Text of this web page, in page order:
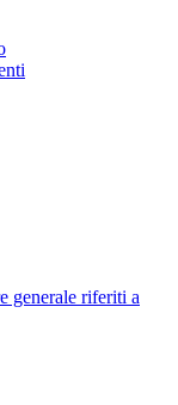
generale riferiti a